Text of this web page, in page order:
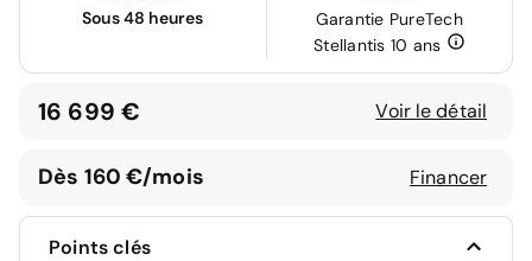
Sous 48 heures
Garantie PureTech
Stellantis 10 ans
16 699 € Voir le détail
Dès 160 €/mois Financer
Points clés